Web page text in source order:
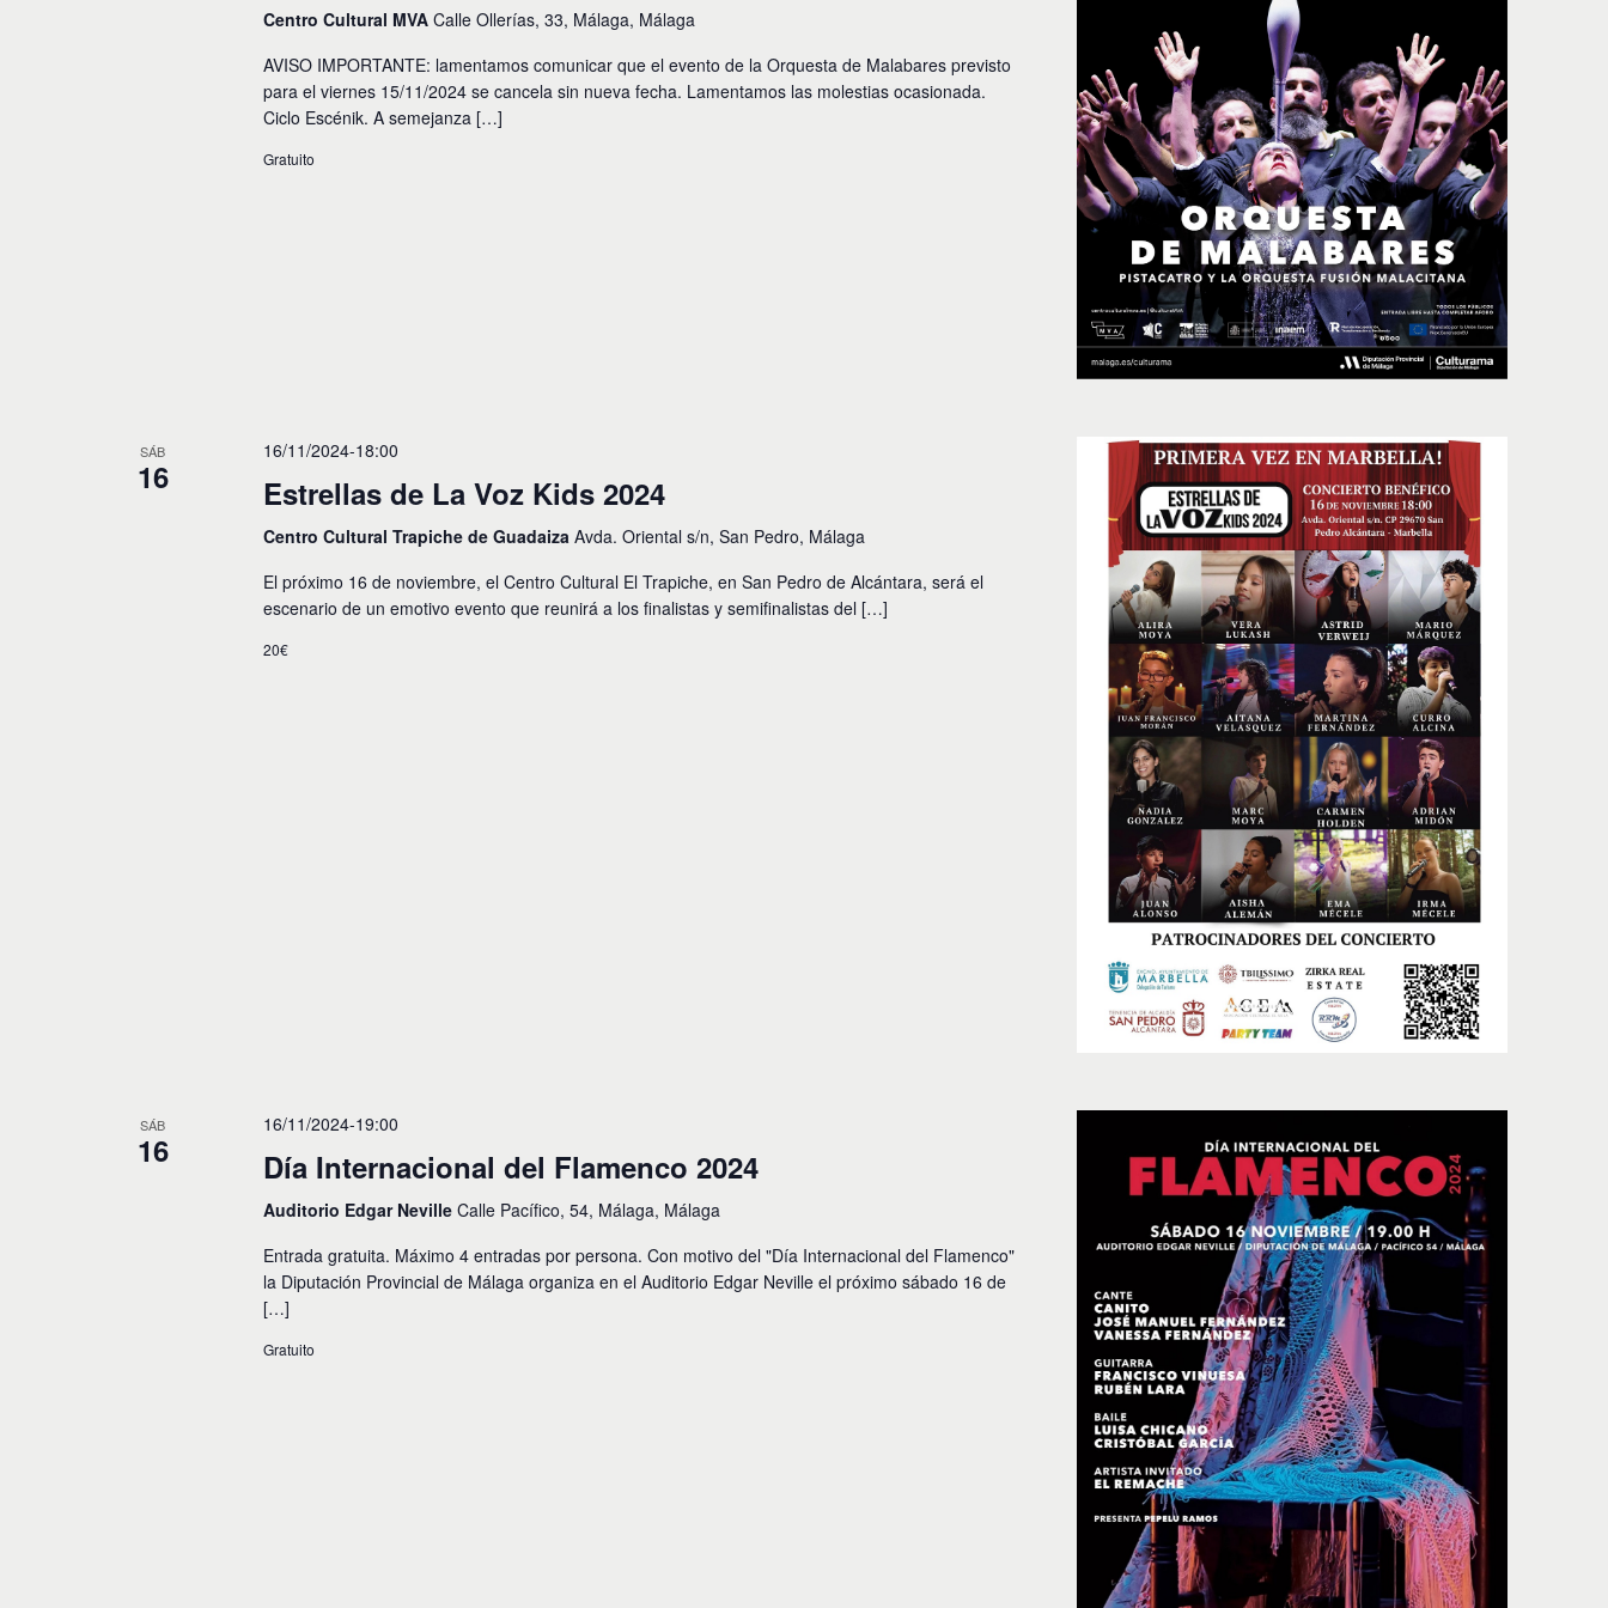
Centro Cultural MVA Calle Ollerías, 33, Málaga, Málaga
AVISO IMPORTANTE: lamentamos comunicar que el evento de la Orquesta de Malabares previsto
para el viernes 15/11/2024 se cancela sin nueva fecha. Lamentamos las molestias ocasionada.
Ciclo Escénik. A semejanza […]
Gratuito
SÁB
16
16/11/2024-18:00
Estrellas de La Voz Kids 2024
Centro Cultural Trapiche de Guadaiza Avda. Oriental s/n, San Pedro, Málaga
El próximo 16 de noviembre, el Centro Cultural El Trapiche, en San Pedro de Alcántara, será el
escenario de un emotivo evento que reunirá a los finalistas y semifinalistas del […]
20€
SÁB
16
16/11/2024-19:00
Día Internacional del Flamenco 2024
Auditorio Edgar Neville Calle Pacífico, 54, Málaga, Málaga
Entrada gratuita. Máximo 4 entradas por persona. Con motivo del "Día Internacional del Flamenco"
la Diputación Provincial de Málaga organiza en el Auditorio Edgar Neville el próximo sábado 16 de
[…]
Gratuito